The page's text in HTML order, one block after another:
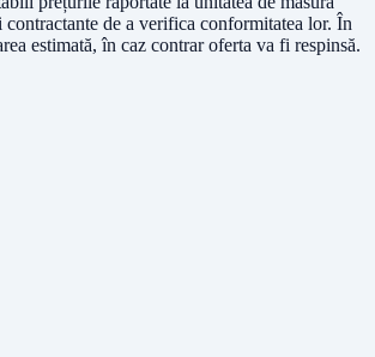
de a verifica conformitatea lor. În
estimată, în caz contrar oferta va fi respinsă.